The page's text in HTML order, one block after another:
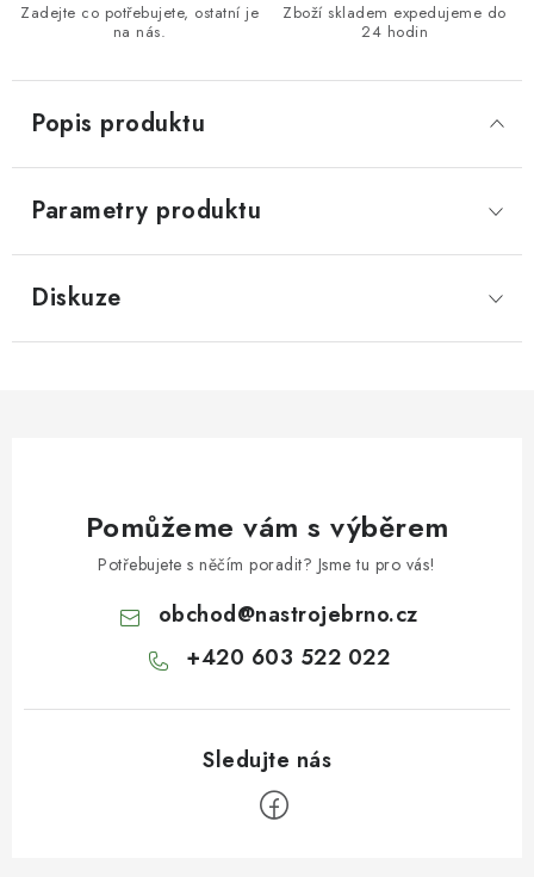
Zadejte co potřebujete, ostatní je
na nás.
Zboží skladem expedujeme do
24 hodin
Popis produktu
Parametry produktu
Diskuze
Pomůžeme vám s výběrem
Potřebujete s něčím poradit? Jsme tu pro vás!
obchod@nastrojebrno.cz
+420 603 522 022